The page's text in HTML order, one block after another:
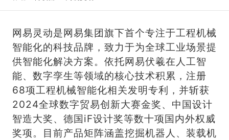
网易灵动是网易集团旗下首个专注于工程机械
智能化的科技品牌，致力于为全球工业场景提
供智能化解决方案。依托网易伏羲在人工智
能、数字孪生等领域的核心技术积累，注册
68项工程机械智能化相关发明专利，并斩获
2024全球数字贸易创新大赛金奖、中国设计
智造大奖、德国iF设计奖等数十项国内外权威
奖项。目前产品矩阵涵盖挖掘机器人、装载机